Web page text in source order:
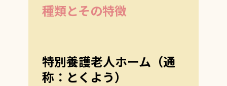
種類とその特徴
特別養護老人ホーム（通
称：とくよう）